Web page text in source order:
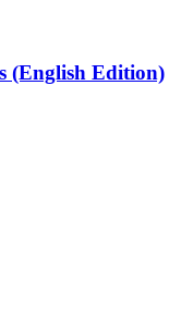
(English Edition)